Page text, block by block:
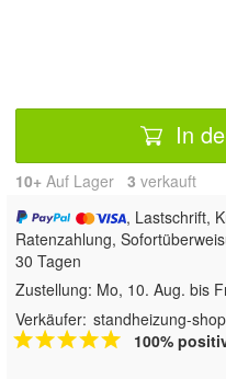
In
10+ Auf Lager 3 verkauft
, Lastschrift,
Ratenzahlung,
30 Tagen
Zustellung: Mo, 10. Aug. bis
Verkäufer: standheizung-shop
100%